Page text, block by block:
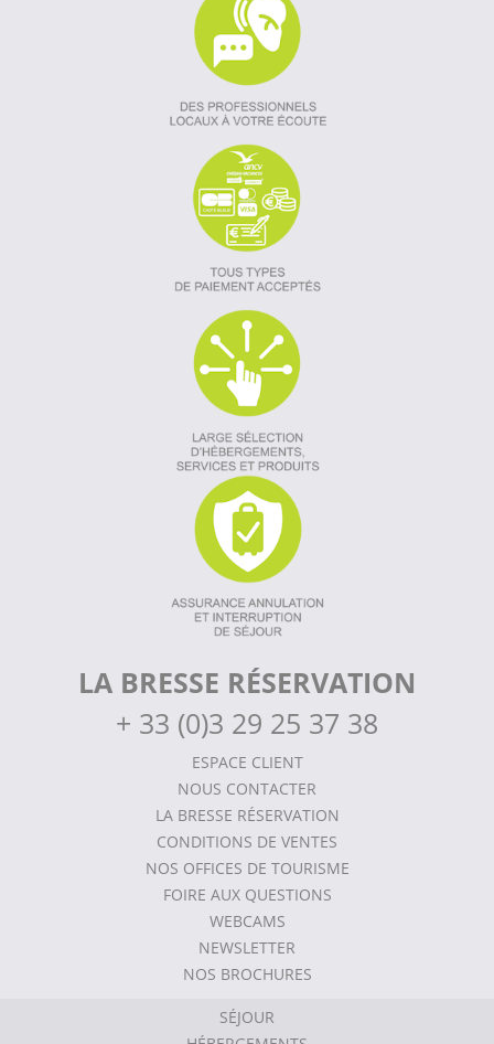
LA BRESSE RÉSERVATION
+ 33 (0)3 29 25 37 38
ESPACE CLIENT
NOUS CONTACTER
LA BRESSE RÉSERVATION
CONDITIONS DE VENTES
NOS OFFICES DE TOURISME
FOIRE AUX QUESTIONS
WEBCAMS
NEWSLETTER
NOS BROCHURES
SÉJOUR